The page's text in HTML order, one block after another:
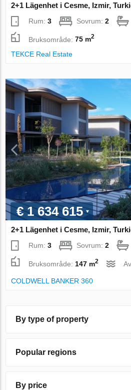
2+1 Lägenhet i Cesme, Izmir,
Rum:3 Sovrum:2
Bruksområde:75 m2
TEKCE Real Estate
€ 1 634 615
2+1 Lägenhet i Cesme, Izmir,
Rum:3 Sovrum:2
Bruksområde: 147 m2
COLDWELL BANKER 360
By type of property
Popular regions
By price